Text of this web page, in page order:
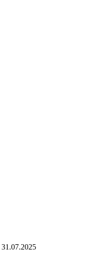
31.07.2025